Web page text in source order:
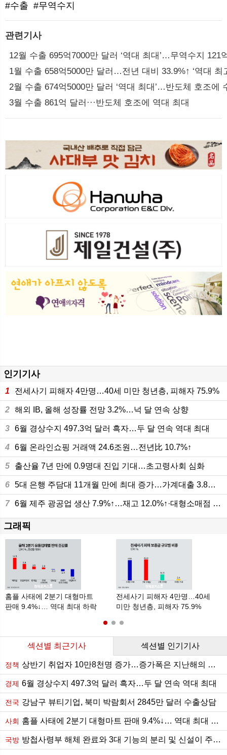
#수출 #무역수지
관련기사
12월 수출 695억7000만 달러 ‘역대 최대’…무역수지 121
1월 수출 658억5000만 달러…전년 대비 33.9%↑ ‘역대 최
2월 수출 674억5000만 달러 ‘역대 최대’…반도체 호조에
3월 수출 861억 달러···반도체 호조에 역대 최대
인기기사
1 전세사기 피해자 4만명…40세 미만 청년층, 피해자 75.9%
2 해외 IB, 올해 성장률 전망 3.2%…넉 달 연속 상향
3 6월 경상수지 497.3억 달러 흑자…두 달 연속 역대 최대
4 6월 온라인쇼핑 거래액 24.6조원…전년比 10.7%↑
5 출산율 7년 만에 0.9명대 진입 기대…초고령사회 심화
6 5대 은행 주담대 11개월 만에 최대 증가…가계대출 3.8조원 늘어
7 6월 제주 광공업 생산 7.9%↑…재고 12.0%↑·대형소매점 판매 10.8%
그래픽
홈플 사태에 2분기 대형마트
판매 9.4%↓… 역대 최대 하락
전세사기 피해자 4만명…40세
미만 청년층, 피해자 75.9%
섹션별 최근기사 섹션별 인기기사
정책 상반기 취업자 10만8천명 증가…증가폭은 지난해의 절반 수준
경제 6월 경상수지 497.3억 달러 흑자…두 달 연속 역대 최대
전국 강남구 뷰티기업, 북미 박람회서 2845만 달러 수출상담
사회 홈플 사태에 2분기 대형마트 판매 9.4%↓… 역대 최대 하락
국방 방첩사령부 해체 완료와 3대 기능의 분리 및 신설이 주는 함의